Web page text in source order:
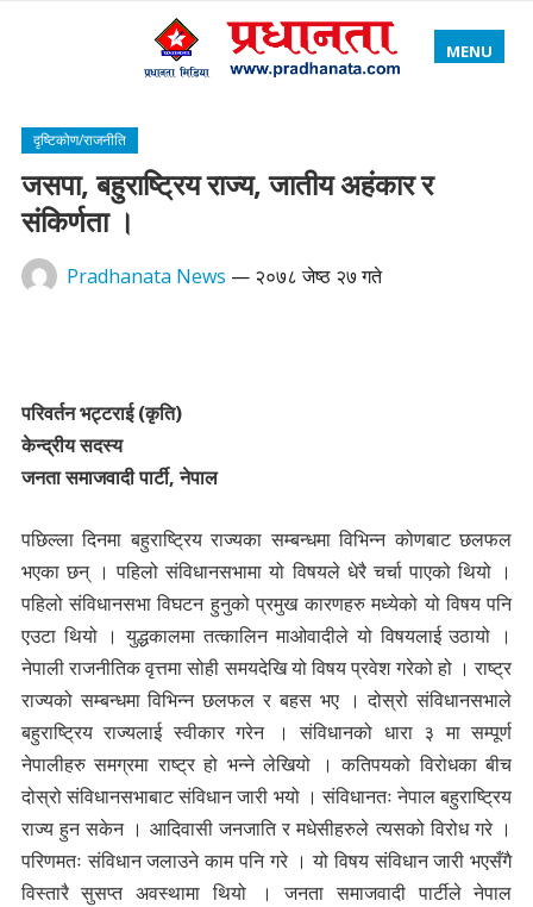
MENU
दृष्टिकोण/राजनीति
जसपा, बहुराष्ट्रिय राज्य, जातीय अहंकार र
संकिर्णता ।
Pradhanata News — २०७८ जेष्ठ २७ गते
परिवर्तन भट्टराई (कृति)
केन्द्रीय सदस्य
जनता समाजवादी पार्टी, नेपाल
पछिल्ला दिनमा बहुराष्ट्रिय राज्यका सम्बन्धमा विभिन्न कोणबाट छलफल
भएका छन् । पहिलो संविधानसभामा यो विषयले धेरै चर्चा पाएको थियो ।
पहिलो संविधानसभा विघटन हुनुको प्रमुख कारणहरु मध्येको यो विषय पनि
एउटा थियो । युद्धकालमा तत्कालिन माओवादीले यो विषयलाई उठायो ।
नेपाली राजनीतिक वृत्तमा सोही समयदेखि यो विषय प्रवेश गरेको हो । राष्ट्र
राज्यको सम्बन्धमा विभिन्न छलफल र बहस भए । दोस्रो संविधानसभाले
बहुराष्ट्रिय राज्यलाई स्वीकार गरेन । संविधानको धारा ३ मा सम्पूर्ण
नेपालीहरु समग्रमा राष्ट्र हो भन्ने लेखियो । कतिपयको विरोधका बीच
दोस्रो संविधानसभाबाट संविधान जारी भयो । संविधानतः नेपाल बहुराष्ट्रिय
राज्य हुन सकेन । आदिवासी जनजाति र मधेसीहरुले त्यसको विरोध गरे ।
परिणमतः संविधान जलाउने काम पनि गरे । यो विषय संविधान जारी भएसँगै
विस्तारै सुसप्त अवस्थामा थियो । जनता समाजवादी पार्टीले नेपाल